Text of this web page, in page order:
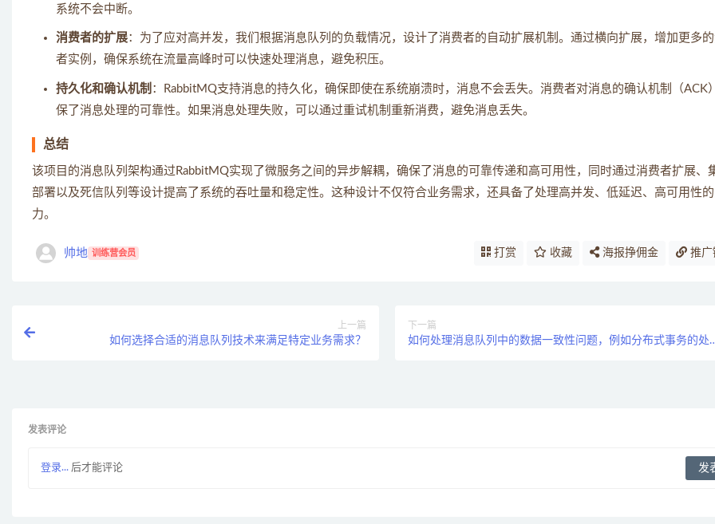
系统不会中断。
消费者的扩展：为了应对高并发，我们根据消息队列的负载情况，设计了消费者的自动扩展机制。通过横向扩展，增加更多
者实例，确保系统在流量高峰时可以快速处理消息，避免积压。
持久化和确认机制 ：RabbitMQ支持消息的持久化，确保即使在系统崩溃时，消息不会丢失。消费者对消息的确认机制（ACK
保了消息处理的可靠性。如果消息处理失败，可以通过重试机制重新消费，避免消息丢失。
总结
该项目的消息队列架构通过RabbitMQ实现了微服务之间的异步解耦，确保了消息的可靠传递和高可用性，同时通过消费者扩展、
部署以及死信队列等设计提高了系统的吞吐量和稳定性。这种设计不仅符合业务需求，还具备了处理高并发、低延迟、高可用性
力。
帅地 训练营会员 打赏 收藏 海报挣佣金 推广
上一篇
如何选择合适的消息队列技术来满足特定业务需求？
下一篇
如何处理消息队列中的数据一致性问题，例如分布式事务的处
发表评论
登录... 后才能评论